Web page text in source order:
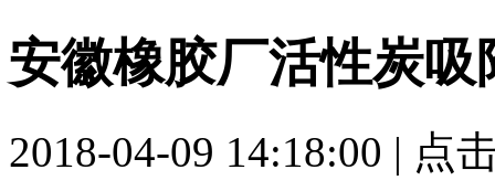
安徽橡胶厂活性炭
2018-04-09 14:18:00 | 点